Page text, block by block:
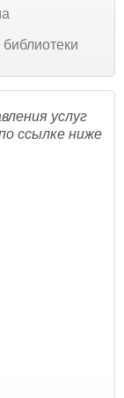
услуг
ссылке ниже